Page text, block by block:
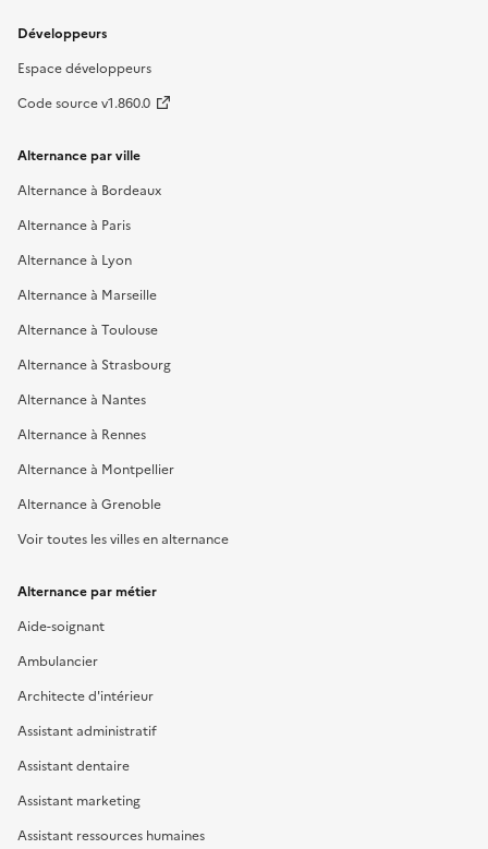
Développeurs
Espace développeurs
Code source v1.860.0
Alternance par ville
Alternance à Bordeaux
Alternance à Paris
Alternance à Lyon
Alternance à Marseille
Alternance à Toulouse
Alternance à Strasbourg
Alternance à Nantes
Alternance à Rennes
Alternance à Montpellier
Alternance à Grenoble
Voir toutes les villes en alternance
Alternance par métier
Aide-soignant
Ambulancier
Architecte d'intérieur
Assistant administratif
Assistant dentaire
Assistant marketing
Assistant ressources humaines